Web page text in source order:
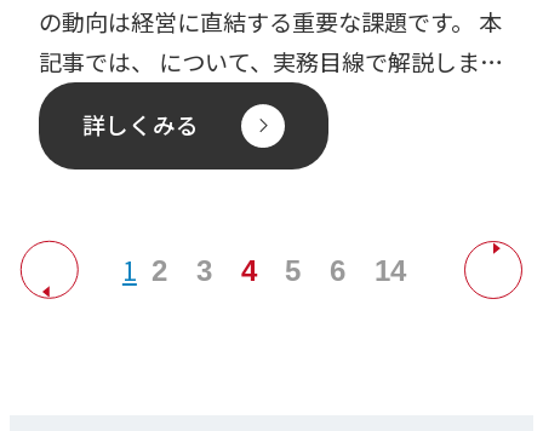
の動向は経営に直結する重要な課題です。 本
記事では、 について、実務目線で解説しま
す。 なぜ軽油 […]
詳しくみる
1 2 3 4 5 6 …
14